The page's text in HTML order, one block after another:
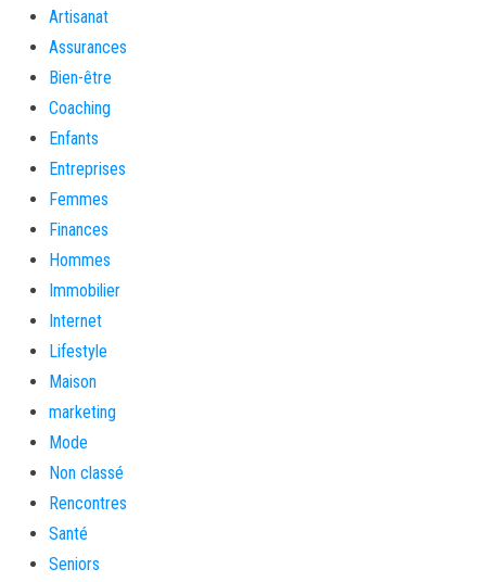
Artisanat
Assurances
Bien-être
Coaching
Enfants
Entreprises
Femmes
Finances
Hommes
Immobilier
Internet
Lifestyle
Maison
marketing
Mode
Non classé
Rencontres
Santé
Seniors